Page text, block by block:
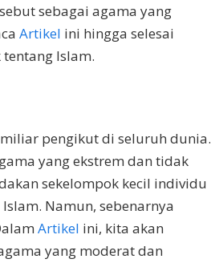
sebagai agama yang
Artikel ini hingga selesai
Islam.
pengikut di seluruh dunia.
yang ekstrem dan tidak
sekelompok kecil individu
Namun, sebenarnya
Artikel ini, kita akan
yang moderat dan